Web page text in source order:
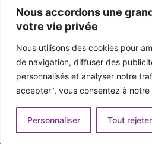
Nous accordons une
votre vie privée
Nous utilisons des cookies pour
de navigation, diffuser des
personnalisés et analyser notre
accepter", vous consentez à
Personnaliser Tout rejeter
Afroman poursuit un
victoire du jury en
© 2026 - Pop'n Music -